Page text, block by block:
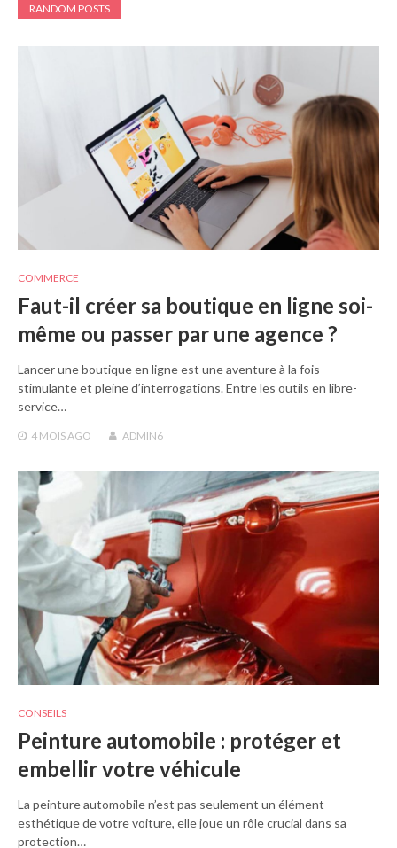
RANDOM POSTS
COMMERCE
Faut-il créer sa boutique en ligne soi-
même ou passer par une agence ?
Lancer une boutique en ligne est une aventure à la fois
stimulante et pleine d’interrogations. Entre les outils en libre-
service…
4 MOIS AGO ADMIN6
CONSEILS
Peinture automobile : protéger et
embellir votre véhicule
La peinture automobile n’est pas seulement un élément
esthétique de votre voiture, elle joue un rôle crucial dans sa
protection…